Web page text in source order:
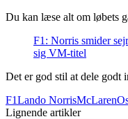
Du kan læse alt om løbets
F1: Norris smider
sig VM-titel
Det er god stil at dele godt
F1Lando NorrisMcLaren
Lignende artikler